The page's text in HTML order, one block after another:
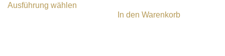
Ausführung wählen
In den Warenkorb